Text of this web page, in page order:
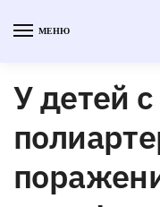
МЕНЮ
У детей